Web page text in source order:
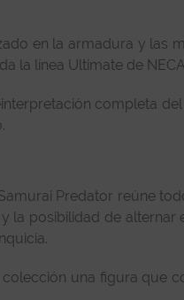
en la armadura y las
la línea Ultimate de
completa
Predator reúne
posibilidad de
una figura que